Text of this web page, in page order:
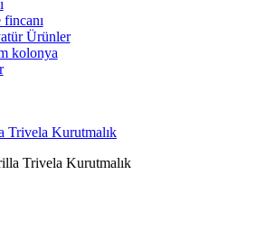
Ürünler
kolonya
Trivela Kurutmalık